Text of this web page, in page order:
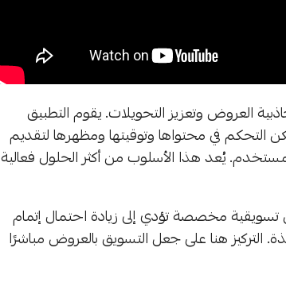
العروض وتعزيز التحويلات. يقوم التطبيق
التحكم في محتواها وتوقيتها ومظهرها لتقديم
يُعد هذا الأسلوب من أكثر الحلول فعالية
مخصصة تؤدي إلى زيادة احتمال إتمام
التركيز هنا على جعل التسويق بالعروض مباشرًا